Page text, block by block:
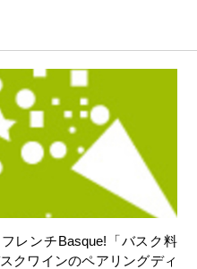
レンチBasque!「バスク料
クワインのペアリングディ